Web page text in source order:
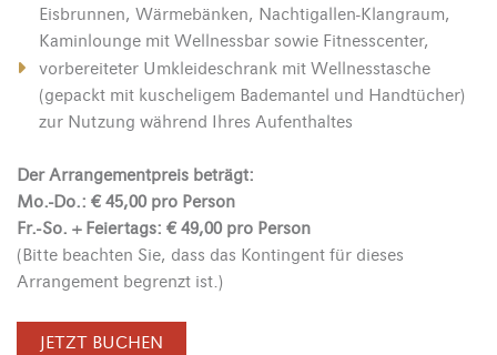
Eisbrunnen, Wärmebänken, Nachtigallen-Klangraum,
Kaminlounge mit Wellnessbar sowie Fitnesscenter,
vorbereiteter Umkleideschrank mit Wellnesstasche
(gepackt mit kuscheligem Bademantel und Handtücher)
zur Nutzung während Ihres Aufenthaltes
Der Arrangementpreis beträgt:
Mo.-Do.: € 45,00 pro Person
Fr.-So. + Feiertags: € 49,00 pro Person
(Bitte beachten Sie, dass das Kontingent für dieses
Arrangement begrenzt ist.)
JETZT BUCHEN